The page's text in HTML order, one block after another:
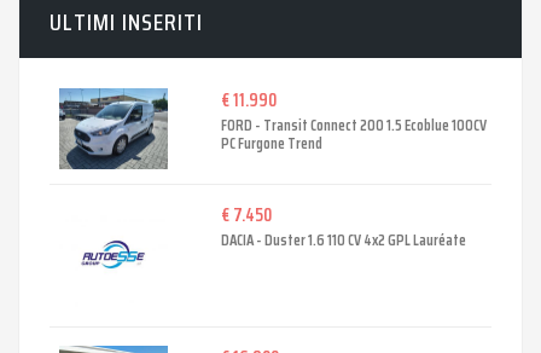
ULTIMI INSERITI
€ 11.990
FORD - Transit Connect 200 1.5 Ecoblue 100CV
PC Furgone Trend
€ 7.450
DACIA - Duster 1.6 110 CV 4x2 GPL Lauréate